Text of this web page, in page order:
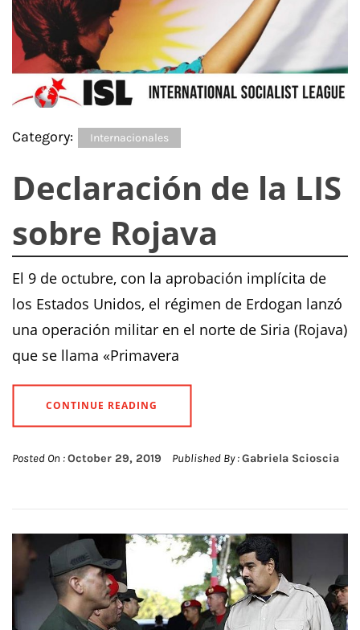
Category: Internacionales
Declaración de la LIS
sobre Rojava
El 9 de octubre, con la aprobación implícita de
los Estados Unidos, el régimen de Erdogan lanzó
una operación militar en el norte de Siria (Rojava)
que se llama «Primavera
CONTINUE READING
Posted On :October 29, 2019 Published By :Gabriela Scioscia